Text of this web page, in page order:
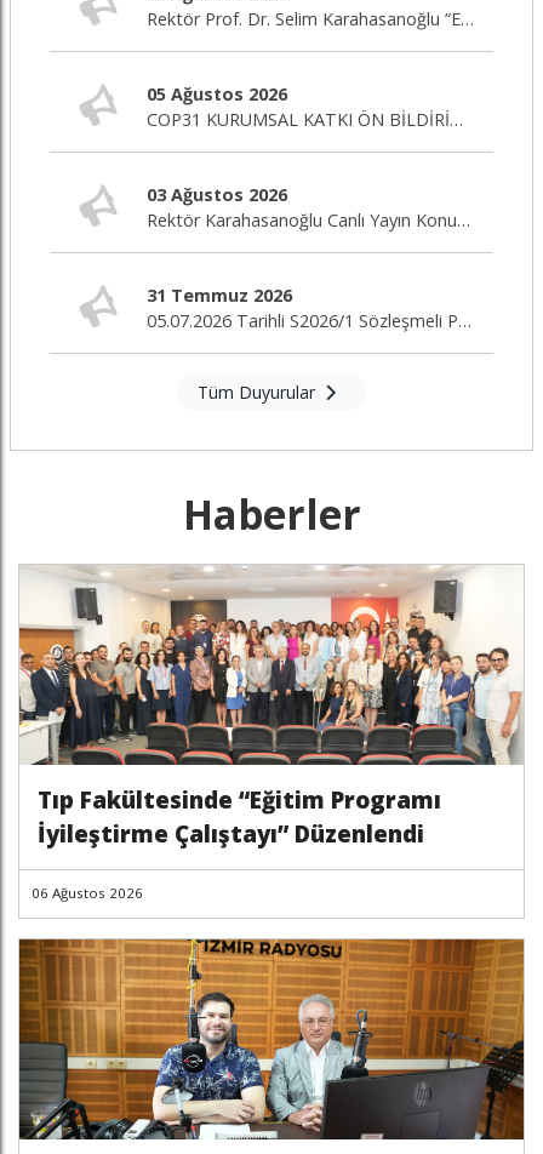
Rektör Prof. Dr. Selim Karahasanoğlu “Eğitim Editörü” Programına Canlı Yayın Konuğu Oluyor
05 Ağustos 2026
COP31 KURUMSAL KATKI ÖN BİLDİRİM ÇAĞRISI
03 Ağustos 2026
Rektör Karahasanoğlu Canlı Yayın Konuğu
31 Temmuz 2026
05.07.2026 Tarihli S2026/1 Sözleşmeli Personel Alım İlanı Nihai Değerlendirme Sonuçları
Tüm Duyurular
Haberler
Tıp Fakültesinde “Eğitim Programı
İyileştirme Çalıştayı” Düzenlendi
06 Ağustos 2026